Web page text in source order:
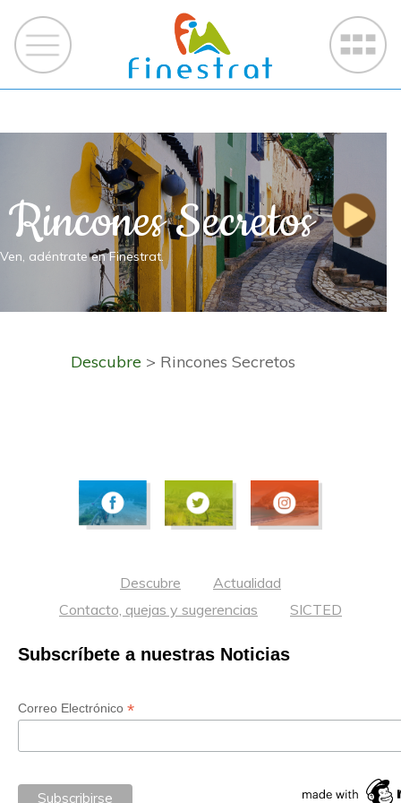
Rincones Secretos
Ven, adéntrate en Finestrat.
Descubre > Rincones Secretos
Descubre
Actualidad
Contacto, quejas y sugerencias
SICTED
Subscríbete a nuestras Noticias
Correo Electrónico *